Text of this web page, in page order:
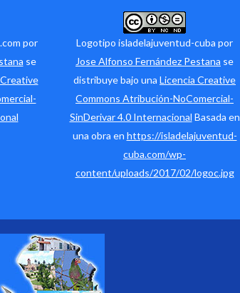
por
se
Logotipo isladelajuventud-cuba por
Jose Alfonso Fernández Pestana se
distribuye bajo una Licencia Creative
Commons Atribución-NoComercial-
SinDerivar 4.0 Internacional Basada en
una obra en https://isladelajuventud-
cuba.com/wp-
content/uploads/2017/02/logoc.jpg